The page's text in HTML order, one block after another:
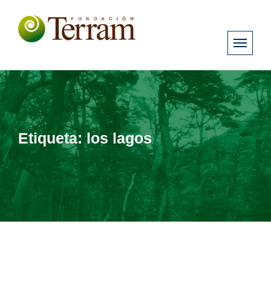
Etiqueta:los lagos